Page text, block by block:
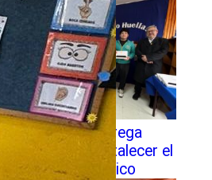
SLEP Chiloé entrega
tablets para fortalecer el
trabajo pedagógico